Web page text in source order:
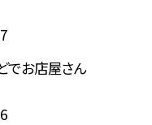
でお店屋さん